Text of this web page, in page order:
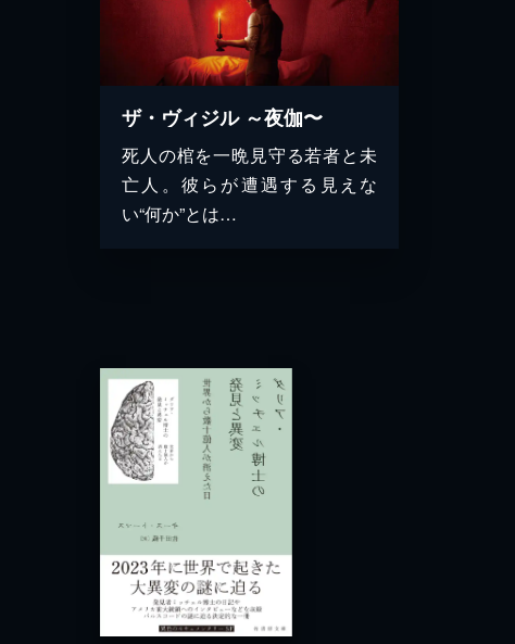
ザ・ヴィジル ～夜伽〜
死人の棺を一晩見守る若者と未
亡人。彼らが遭遇する見えな
い“何か”とは…